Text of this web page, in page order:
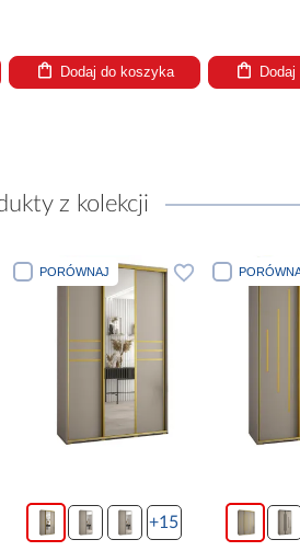
Dodaj do koszyka
z kolekcji
PORÓWNAJ
+15